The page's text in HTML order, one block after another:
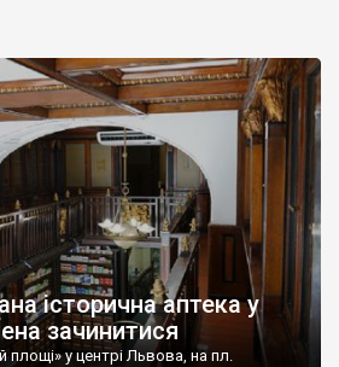
історична аптека у
зачинитися
площі» у центрі Львова, на пл.